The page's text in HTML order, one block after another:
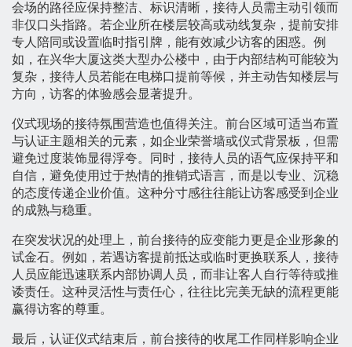
会场的路径应保持整洁、标识清晰，接待人员需主动引领而
非仅口头指路。若企业所在楼层较高或动线复杂，提前安排
专人陪同或设置临时指引牌，能有效减少访客的困惑。例
如，在兴华大厦这类大型办公楼中，由于内部结构可能较为
复杂，接待人员若能在电梯口提前等候，并主动告知楼层与
方向，访客的体验感会显著提升。
仪式现场的接待氛围营造也值得关注。前台区域可适当布置
与认证主题相关的元素，如企业荣誉墙或仪式背景板，但需
避免过度装饰显得浮夸。同时，接待人员的语气应保持平和
自信，避免使用过于热情的推销式语言，而是以专业、沉稳
的态度传递企业价值。这种分寸感往往能让访客感受到企业
的成熟与稳重。
在突发状况的处理上，前台接待的应变能力更是企业形象的
试金石。例如，若遇访客提前抵达或临时更换联系人，接待
人员应能迅速联系内部协调人员，而非让客人自行等待或推
诿责任。这种灵活性与责任心，往往比完美无缺的流程更能
赢得访客的尊重。
最后，认证仪式结束后，前台接待的收尾工作同样影响企业